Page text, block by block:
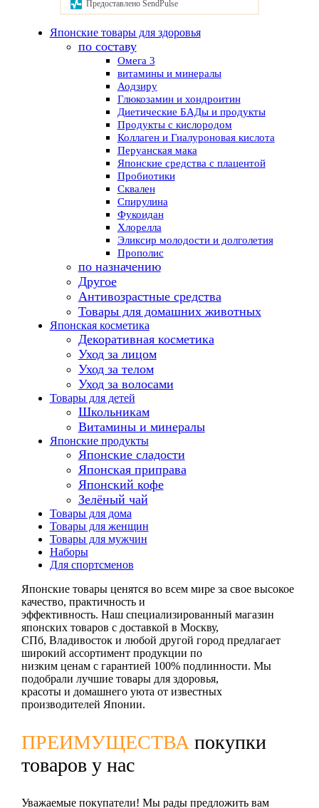
Предоставлено SendPulse
Японские товары для здоровья
по составу
Омега 3
витамины и минералы
Аодзиру
Глюкозамин и хондроитин
Диетические БАДы и продукты
Продукты с кислородом
Коллаген и Гиалуроновая кислота
Перуанская мака
Японские средства с плацентой
Пробиотики
Сквален
Спирулина
Фукоидан
Хлорелла
Эликсир молодости и долголетия
Прополис
по назначению
Другое
Антивозрастные средства
Товары для домашних животных
Японская косметика
Декоративная косметика
Уход за лицом
Уход за телом
Уход за волосами
Товары для детей
Школьникам
Витамины и минералы
Японские продукты
Японские сладости
Японская приправа
Японский кофе
Зелёный чай
Товары для дома
Товары для женщин
Товары для мужчин
Наборы
Для спортсменов
Японские товары ценятся во всем мире за свое высокое
качество, практичность и
эффективность. Наш специализированный магазин
японских товаров с доставкой в Москву,
СПб, Владивосток и любой другой город предлагает
широкий ассортимент продукции по
низким ценам с гарантией 100% подлинности. Мы
подобрали лучшие товары для здоровья,
красоты и домашнего уюта от известных
производителей Японии.
ПРЕИМУЩЕСТВА покупки
товаров у нас
Уважаемые покупатели! Мы рады предложить вам